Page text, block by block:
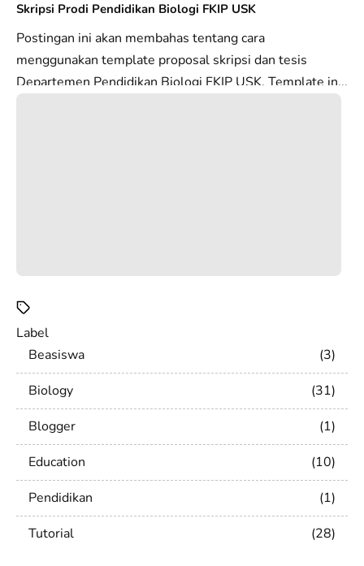
Skripsi Prodi Pendidikan Biologi FKIP USK
Postingan ini akan membahas tentang cara
menggunakan template proposal skripsi dan tesis
Departemen Pendidikan Biologi FKIP USK. Template in...
Label
Beasiswa
3
Biology
31
Blogger
1
Education
10
Pendidikan
1
Tutorial
28